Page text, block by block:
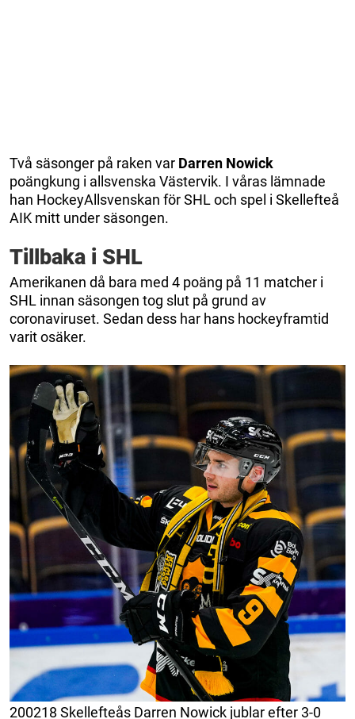
Två säsonger på raken var Darren Nowick
poängkung i allsvenska Västervik. I våras lämnade
han HockeyAllsvenskan för SHL och spel i Skellefteå
AIK mitt under säsongen.
Tillbaka i SHL
Amerikanen då bara med 4 poäng på 11 matcher i
SHL innan säsongen tog slut på grund av
coronaviruset. Sedan dess har hans hockeyframtid
varit osäker.
200218 Skellefteås Darren Nowick jublar efter 3-0